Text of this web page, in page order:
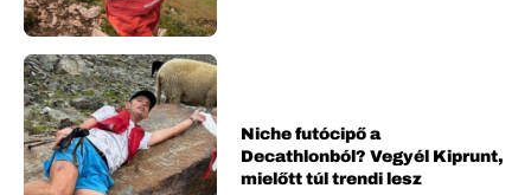
Niche futócipő a
Decathlonból? Vegyél Kiprunt,
mielőtt túl trendi lesz